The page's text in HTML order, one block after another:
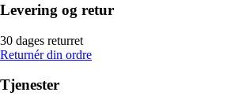
Levering og retur
30 dages returret
Returnér din ordre
Tjenester